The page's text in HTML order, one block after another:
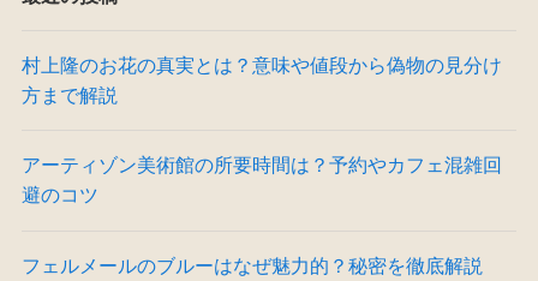
村上隆のお花の真実とは？意味や値段から偽物の見分け
方まで解説
アーティゾン美術館の所要時間は？予約やカフェ混雑回
避のコツ
フェルメールのブルーはなぜ魅力的？秘密を徹底解説